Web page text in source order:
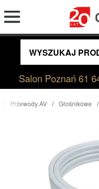
Salon Poznań61
Przewody AV Głośnikowe